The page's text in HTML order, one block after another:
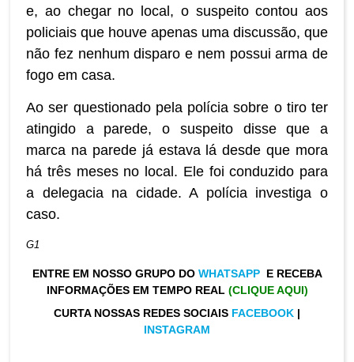
e, ao chegar no local, o suspeito contou aos
policiais que houve apenas uma discussão, que
não fez nenhum disparo e nem possui arma de
fogo em casa.
Ao ser questionado pela polícia sobre o tiro ter
atingido a parede, o suspeito disse que a
marca na parede já estava lá desde que mora
há três meses no local. Ele foi conduzido para
a delegacia na cidade. A polícia investiga o
caso.
G1
ENTRE EM NOSSO GRUPO DO WHATSAPP E RECEBA
INFORMAÇÕES EM TEMPO REAL (CLIQUE AQUI)
CURTA NOSSAS REDES SOCIAIS FACEBOOK |
INSTAGRAM